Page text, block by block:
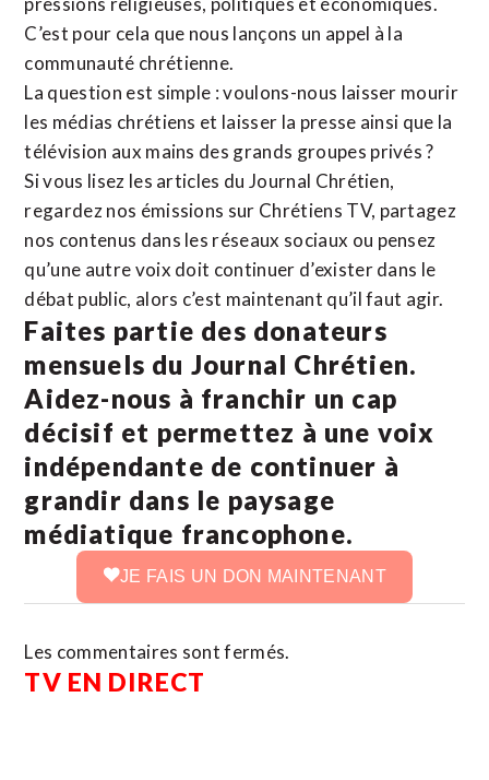
C’est pour cela que nous lançons un appel à la
communauté chrétienne.
La question est simple : voulons-nous laisser mourir
les médias chrétiens et laisser la presse ainsi que la
télévision aux mains des grands groupes privés ?
Si vous lisez les articles du Journal Chrétien,
regardez nos émissions sur Chrétiens TV, partagez
nos contenus dans les réseaux sociaux ou pensez
qu’une autre voix doit continuer d’exister dans le
débat public, alors c’est maintenant qu’il faut agir.
Faites partie des donateurs
mensuels du Journal Chrétien.
Aidez-nous à franchir un cap
décisif et permettez à une voix
indépendante de continuer à
grandir dans le paysage
médiatique francophone.
JE FAIS UN DON MAINTENANT
Les commentaires sont fermés.
TV EN DIRECT